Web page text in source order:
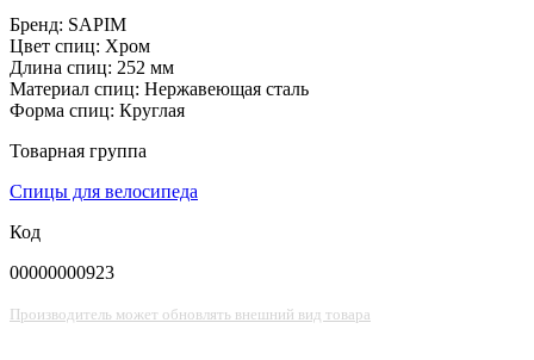
Бренд: SAPIM
Цвет спиц: Хром
Длина спиц: 252 мм
Материал спиц: Нержавеющая сталь
Форма спиц: Круглая
Товарная группа
Спицы для велосипеда
Код
00000000923
Производитель может обновлять внешний вид товара